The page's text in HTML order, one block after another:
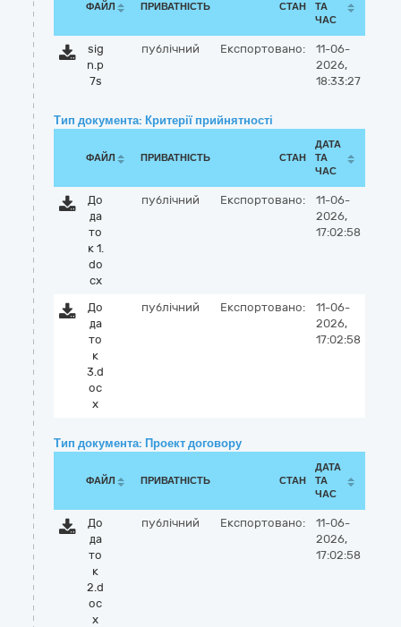
ФАЙЛ ПРИВАТНІСТЬ СТАН
ТА
ЧАС
sig
n.p
7s
публічний Експортовано:
11-06-
2026,
18:33:27
Тип документа: Критерії прийнятності
ФАЙЛ ПРИВАТНІСТЬ СТАН
ДАТА
ТА
ЧАС
До
да
то
к 1.
do
cx
публічний Експортовано:
11-06-
2026,
17:02:58
До
да
то
к
3.d
oc
x
публічний Експортовано:
11-06-
2026,
17:02:58
Тип документа: Проект договору
ФАЙЛ ПРИВАТНІСТЬ СТАН
ДАТА
ТА
ЧАС
До
да
то
к
2.d
oc
x
публічний Експортовано:
11-06-
2026,
17:02:58